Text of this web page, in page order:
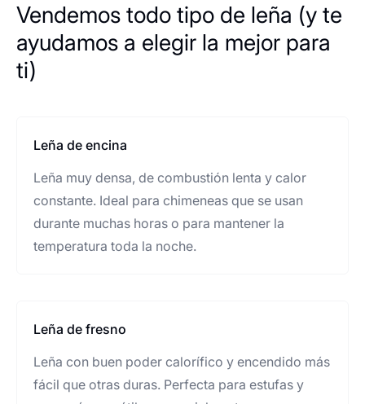
Vendemos todo tipo de leña (y te
ayudamos a elegir la mejor para
ti)
Leña de encina
Leña muy densa, de combustión lenta y calor
constante. Ideal para chimeneas que se usan
durante muchas horas o para mantener la
temperatura toda la noche.
Leña de fresno
Leña con buen poder calorífico y encendido más
fácil que otras duras. Perfecta para estufas y